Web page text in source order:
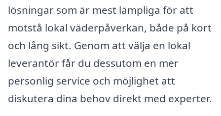
lösningar som är mest lämpliga för att
motstå lokal väderpåverkan, både på kort
och lång sikt. Genom att välja en lokal
leverantör får du dessutom en mer
personlig service och möjlighet att
diskutera dina behov direkt med experter.